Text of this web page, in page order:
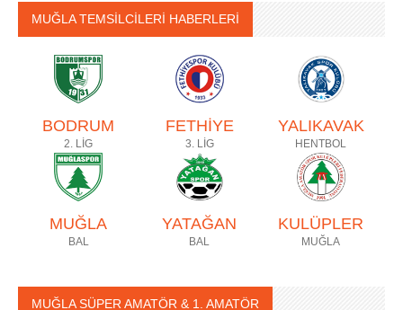
MUĞLA TEMSİLCİLERİ HABERLERİ
BODRUM
2. LİG
FETHİYE
3. LİG
YALIKAVAK
HENTBOL
MUĞLA
BAL
YATAĞAN
BAL
KULÜPLER
MUĞLA
MUĞLA SÜPER AMATÖR & 1. AMATÖR